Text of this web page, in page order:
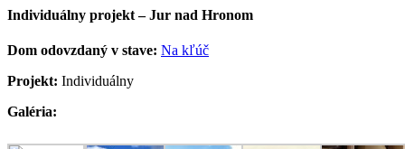
Individuálny projekt – Jur nad Hronom
Dom odovzdaný v stave: Na kľúč
Projekt: Individuálny
Galéria: